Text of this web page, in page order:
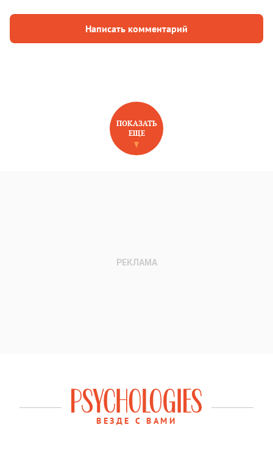
Написать комментарий
НОВОЕ НА САЙТЕ
ПОКАЗАТЬ
ЕЩЕ
ВЕЗДЕ С ВАМИ